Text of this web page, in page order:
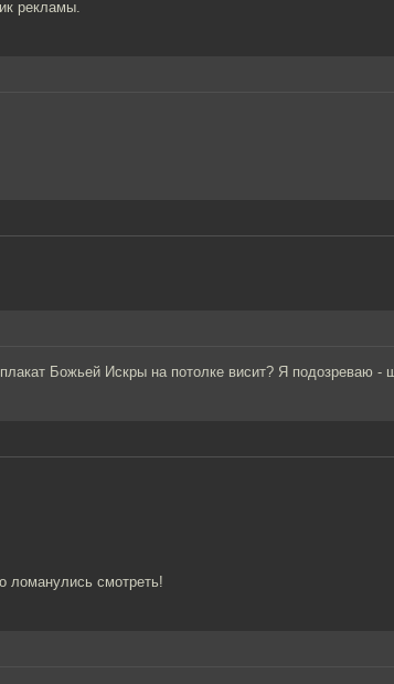
рекламы.
Божьей Искры на потолке висит? Я подозреваю -
ломанулись смотреть!